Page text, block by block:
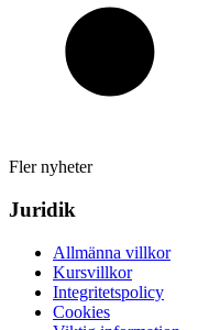
Fler nyheter
Juridik
Allmänna villkor
Kursvillkor
Integritetspolicy
Cookies